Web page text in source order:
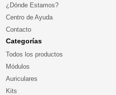
¿Dónde Estamos?
Centro de Ayuda
Contacto
Categorías
Todos los productos
Módulos
Auriculares
Kits